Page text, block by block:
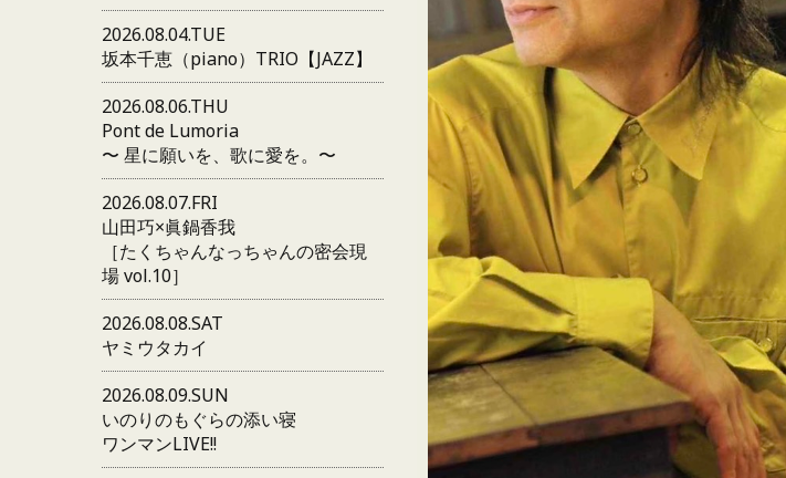
2026.08.04.TUE
坂本千恵（piano）TRIO【JAZZ】
2026.08.06.THU
Pont de Lumoria
〜 星に願いを、歌に愛を。〜
2026.08.07.FRI
山田巧×眞鍋香我
［たくちゃんなっちゃんの密会現
場 vol.10］
2026.08.08.SAT
ヤミウタカイ
2026.08.09.SUN
いのりのもぐらの添い寝
ワンマンLIVE!!